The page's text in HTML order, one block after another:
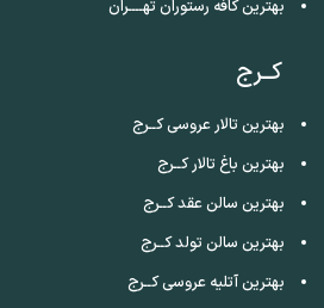
بهترین کافه رستوران تهــــران
کــرج
بهترین تالار عروسی کــرج
بهترین باغ تالار کــرج
بهترین سالن عقد کــرج
بهترین سالن تولد کــرج
بهترین آتلیه عروسی کــرج